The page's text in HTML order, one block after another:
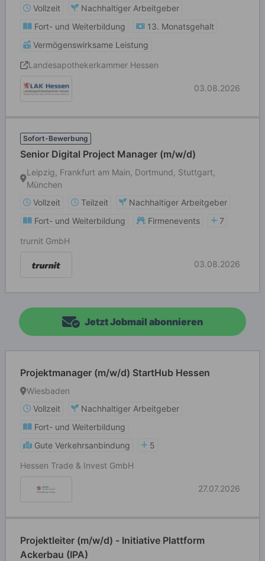
Vollzeit
Nachhaltiger Arbeitgeber
Fort- und Weiterbildung
13. Monatsgehalt
Vermögenswirksame Leistung
Landesapothekerkammer Hessen
03.08.2026
Sofort-Bewerbung
Senior Digital Project Manager (m/w/d)
Leipzig, Frankfurt am Main, Dortmund, Stuttgart,
München
Vollzeit
Teilzeit
Nachhaltiger Arbeitgeber
Fort- und Weiterbildung
Firmenevents
7
trurnit GmbH
03.08.2026
Jetzt Jobmail abonnieren
Projektmanager (m/w/d) StartHub Hessen
Wiesbaden
Vollzeit
Nachhaltiger Arbeitgeber
Fort- und Weiterbildung
Gute Verkehrsanbindung
5
Hessen Trade & Invest GmbH
27.07.2026
Projektleiter (m/w/d) - Initiative Plattform
Ackerbau (IPA)